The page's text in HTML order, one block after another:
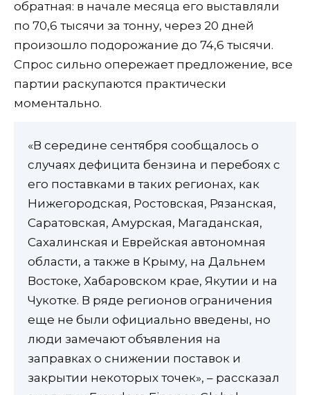
обратная: в начале месяца его выставляли
по 70,6 тысячи за тонну, через 20 дней
произошло подорожание до 74,6 тысячи.
Спрос сильно опережает предложение, все
партии раскупаются практически
моментально.
«В середине сентября сообщалось о
случаях дефицита бензина и перебоях с
его поставками в таких регионах, как
Нижегородская, Ростовская, Рязанская,
Саратовская, Амурская, Магаданская,
Сахалинская и Еврейская автономная
области, а также в Крыму, на Дальнем
Востоке, Хабаровском крае, Якутии и на
Чукотке. В ряде регионов ограничения
еще не были официально введены, но
люди замечают объявления на
заправках о снижении поставок и
закрытии некоторых точек», – рассказал